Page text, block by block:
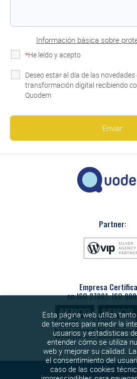
Información básica sobre
He leído y acepto
*
Deseo estar al día de las
transformación digital recibiendo
Quodem
Partner:
Empresa
en ISO 27001, ISO
Esta página web utiliza
de terceros para medir la
usuarios y estadísticas
entender cómo se utiliza
web y mejorar su calidad.
el consentimiento del
caso de las cookies